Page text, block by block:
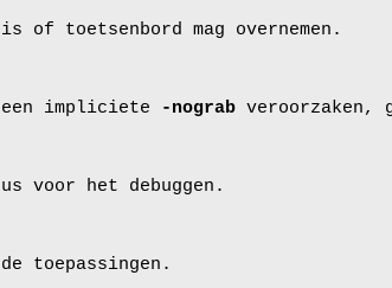
of toetsenbord mag overnemen.
een impliciete -nograb veroorzaken,
voor het debuggen.
toepassingen.